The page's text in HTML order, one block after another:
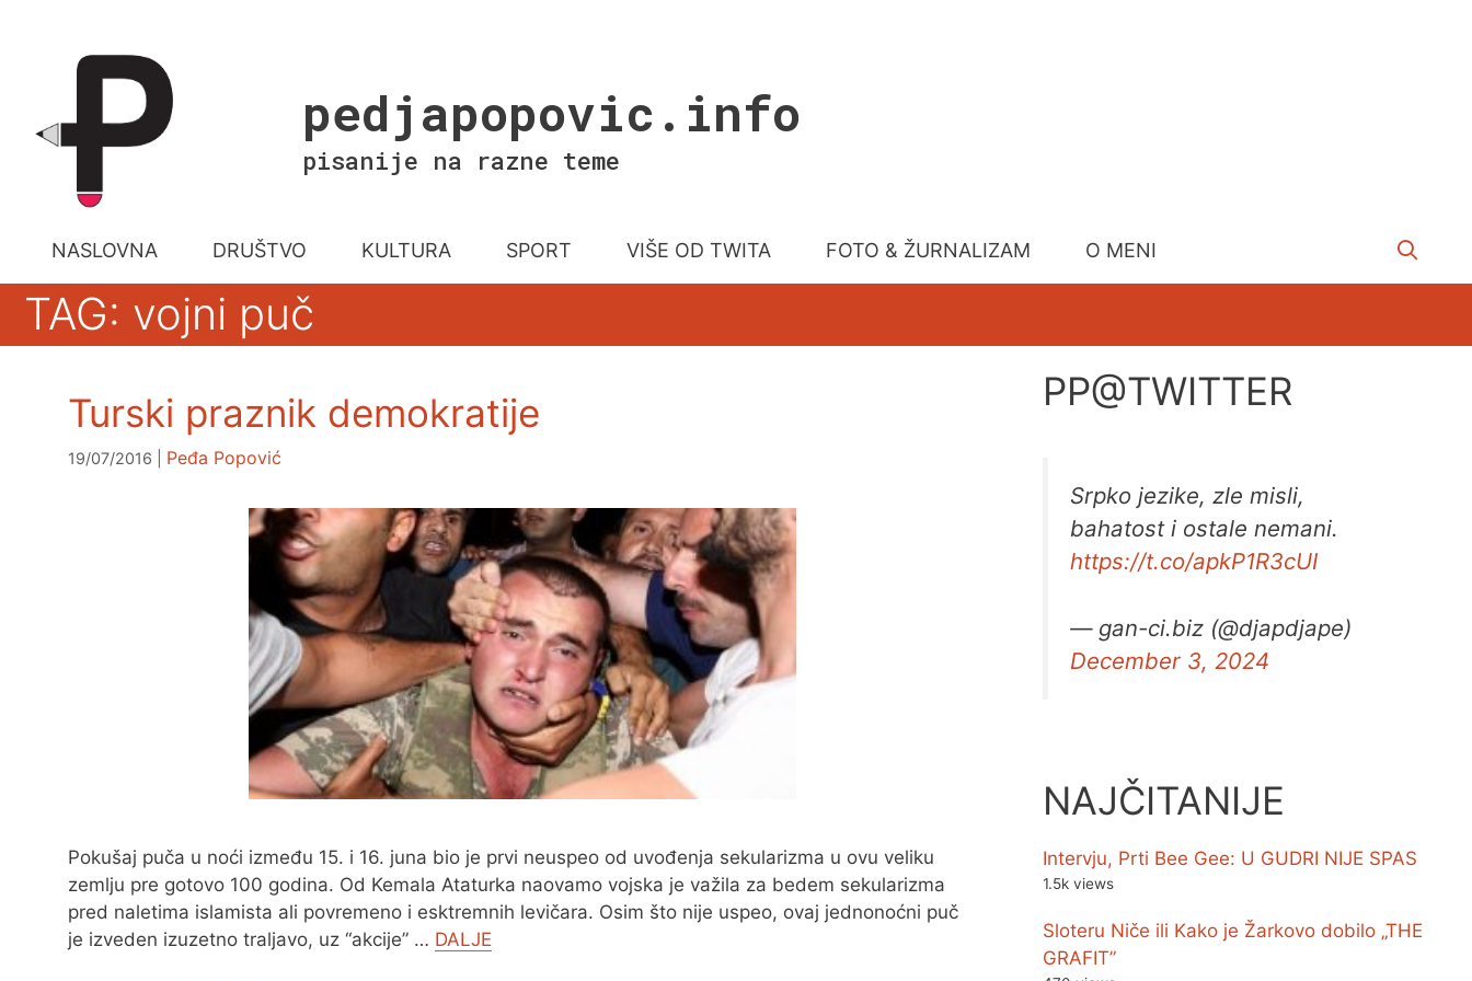
pedjapopovic.info
pisanije na razne teme
NASLOVNA DRUŠTVO KULTURA SPORT VIŠE OD TWITA FOTO & ŽURNALIZAM O MENI
TAG: vojni puč
Turski praznik demokratije
19/07/2016 Peđa Popović
Pokušaj puča u noći između 15. i 16. juna bio je prvi neuspeo od uvođenja sekularizma u ovu veliku
zemlju pre gotovo 100 godina. Od Kemala Ataturka naovamo vojska je važila za bedem sekularizma
pred naletima islamista ali povremeno i esktremnih levičara. Osim što nije uspeo, ovaj jednonoćni puč
je izveden izuzetno traljavo, uz “akcije” … DALJE
PP@TWITTER
Srpko jezike, zle misli,
bahatost i ostale nemani.
https://t.co/apkP1R3cUI
— gan-ci.biz (@djapdjape)
December 3, 2024
NAJČITANIJE
Intervju, Prti Bee Gee: U GUDRI NIJE SPAS
1.5k views
Sloteru Niče ili Kako je Žarkovo dobilo „THE
GRAFIT”